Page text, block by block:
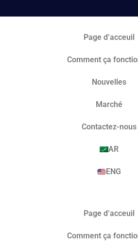
Page d’acceuil
Comment ça
Nouvelles
Marché​
Contactez-nous
AR
ENG
Page d’acceuil
Comment ça